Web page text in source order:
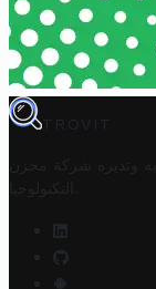
TROVIT
وتديره
شركة مخزن
التكنولوجيا